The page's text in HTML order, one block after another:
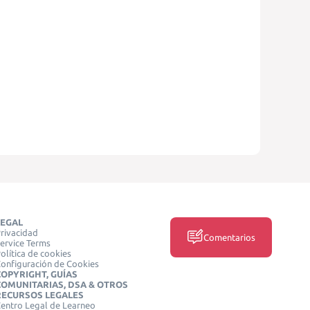
Terms
de cookies
de Cookies
GUÍAS
DSA & OTROS
LEGALES
Legal de Learneo
Comentarios